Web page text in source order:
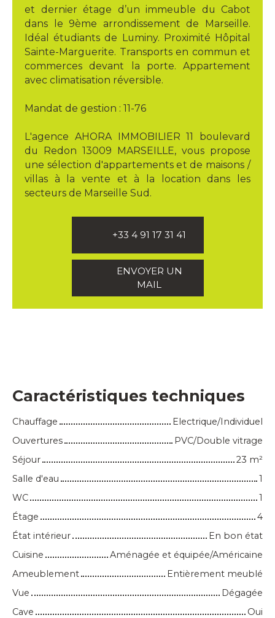
et dernier étage d’un immeuble du Cabot
dans le 9ème arrondissement de Marseille.
Idéal étudiants de Luminy. Proximité Hôpital
Sainte-Marguerite. Transports en commun et
commerces devant la porte. Appartement
avec climatisation réversible.
Mandat de gestion : 11-76
L'agence AHORA IMMOBILIER 11 boulevard
du Redon 13009 MARSEILLE, vous propose
une sélection d'appartements et de maisons /
villas à la vente et à la location dans les
secteurs de Marseille Sud.
+33 4 91 17 31 41
ENVOYER UN
MAIL
Caractéristiques techniques
Chauffage
Electrique/Individuel
Ouvertures
PVC/Double vitrage
Séjour
23 m²
Salle d'eau
1
WC
1
Étage
4
État intérieur
En bon état
Cuisine
Aménagée et équipée/Américaine
Ameublement
Entièrement meublé
Vue
Dégagée
Cave
Oui